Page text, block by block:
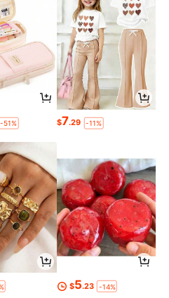
-51% $7.29 -11%
$5.23 -14%